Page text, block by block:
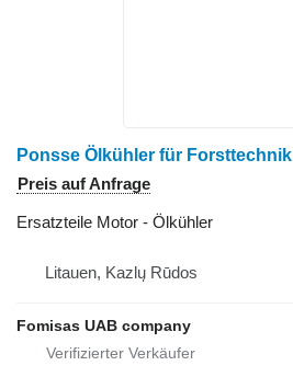
Ponsse Ölkühler für Forsttechnik
Preis auf Anfrage
Ersatzteile Motor - Ölkühler
Litauen, Kazlų Rūdos
Fomisas UAB company